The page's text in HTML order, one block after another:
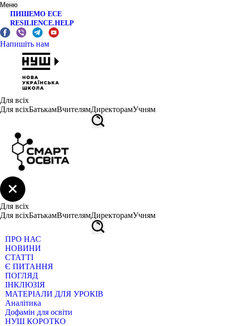
Меню
ПИШЕМО ЕСЕ
RESILIENCE.HELP
Напишіть нам
Для всіх
Для всіхБатькамВчителямДиректорамУчням
Для всіх
Для всіхБатькамВчителямДиректорамУчням
ПРО НАС
НОВИНИ
СТАТТІ
Є ПИТАННЯ
ПОГЛЯД
ІНКЛЮЗІЯ
МАТЕРІАЛИ ДЛЯ УРОКІВ
Аналітика
Дофамін для освіти
НУШ КОРОТКО